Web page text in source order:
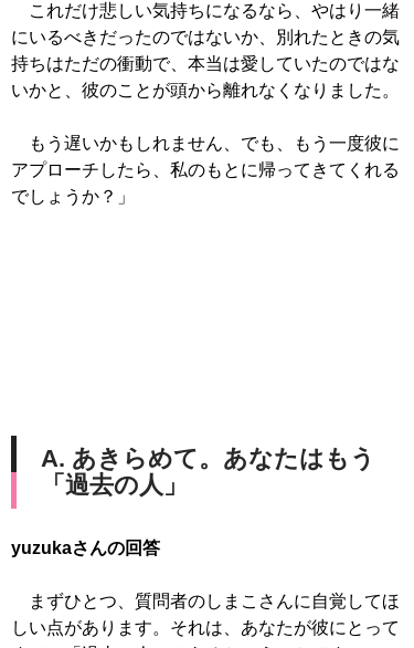
これだけ悲しい気持ちになるなら、やはり一緒
にいるべきだったのではないか、別れたときの気
持ちはただの衝動で、本当は愛していたのではな
いかと、彼のことが頭から離れなくなりました。
もう遅いかもしれません、でも、もう一度彼に
アプローチしたら、私のもとに帰ってきてくれる
でしょうか？」
A. あきらめて。あなたはもう
「過去の人」
yuzukaさんの回答
まずひとつ、質問者のしまこさんに自覚してほ
しい点があります。それは、あなたが彼にとって